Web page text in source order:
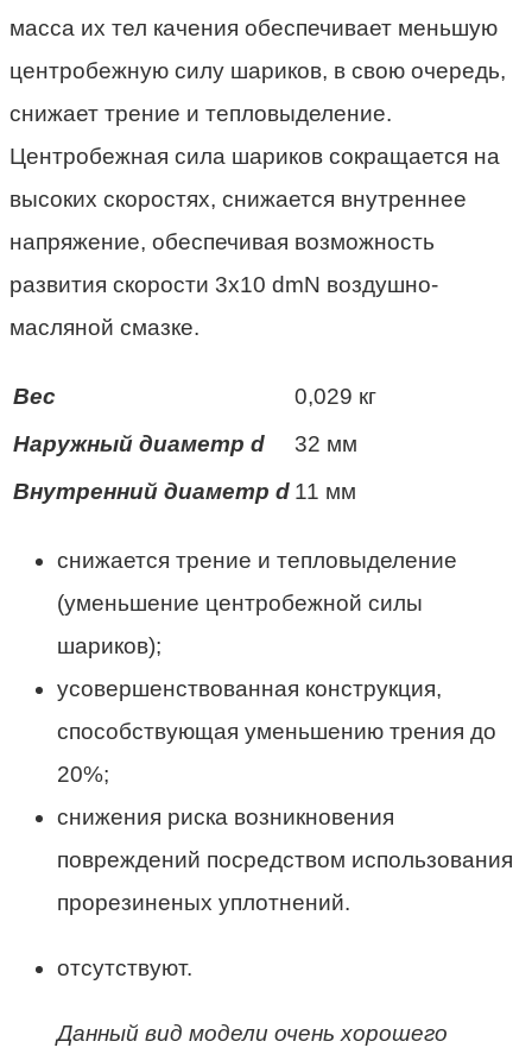
масса их тел качения обеспечивает меньшую
центробежную силу шариков, в свою очередь,
снижает трение и тепловыделение.
Центробежная сила шариков сокращается на
высоких скоростях, снижается внутреннее
напряжение, обеспечивая возможность
развития скорости 3х10 dmN воздушно-
масляной смазке.
Вес
0,029 кг
Наружный диаметр d
32 мм
Внутренний диаметр d 11 мм
снижается трение и тепловыделение
(уменьшение центробежной силы
шариков);
усовершенствованная конструкция,
способствующая уменьшению трения до
20%;
снижения риска возникновения
повреждений посредством использования
прорезиненых уплотнений.
отсутствуют.
Данный вид модели очень хорошего